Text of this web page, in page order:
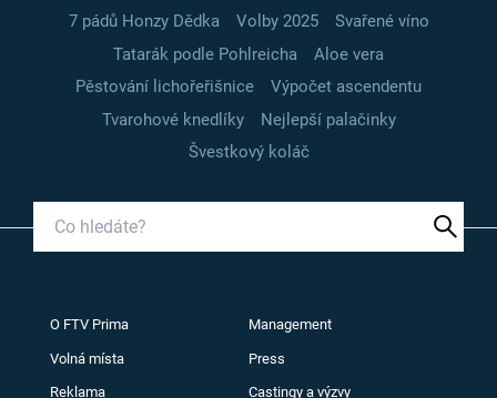
7 pádů Honzy Dědka
Volby 2025
Svařené víno
Tatarák podle Pohlreicha
Aloe vera
Pěstování lichořeřišnice
Výpočet ascendentu
Tvarohové knedlíky
Nejlepší palačinky
Švestkový koláč
O FTV Prima Management
Volná místa Press
Reklama Castingy a výzvy